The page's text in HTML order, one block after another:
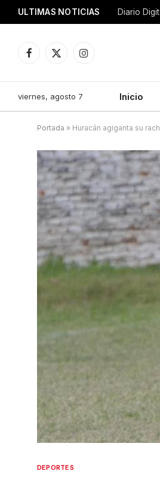
ULTIMAS NOTICIAS Diario
Facebook
X
Instagram
viernes, agosto 7 Inicio
Portada » Huracán agiganta su
DEPORTES